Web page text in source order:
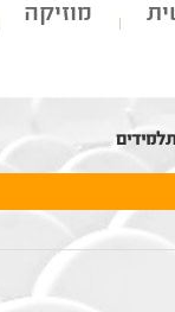
מוזיקה